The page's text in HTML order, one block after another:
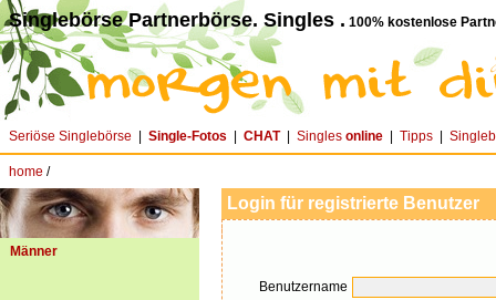
Singlebörse Partnerbörse. Singles . 100% kostenlose
Seriöse Singlebörse Single-Fotos CHAT| Singles online Tipps
home /
Männer
Login für registrierte Benutzer
Benutzername